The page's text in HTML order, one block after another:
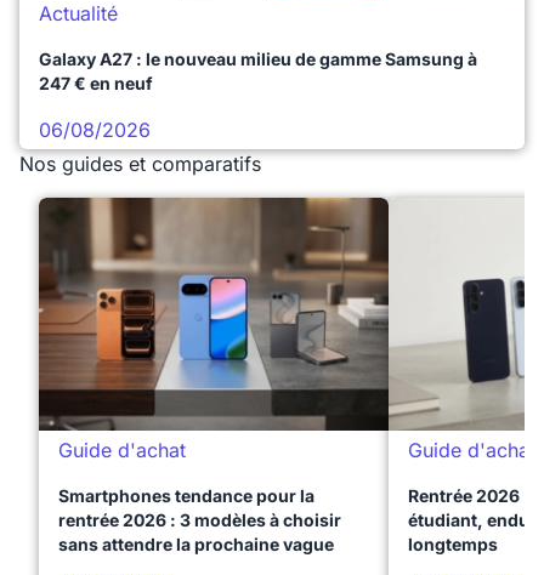
Actualité
Galaxy A27 : le nouveau milieu de gamme Samsung à
247 € en neuf
06/08/2026
Nos guides et comparatifs
Guide d'achat
Smartphones tendance pour la
rentrée 2026 : 3 modèles à choisir
sans attendre la prochaine vague
Guide d'achat
Rentrée 2026 :
étudiant,
longtemps